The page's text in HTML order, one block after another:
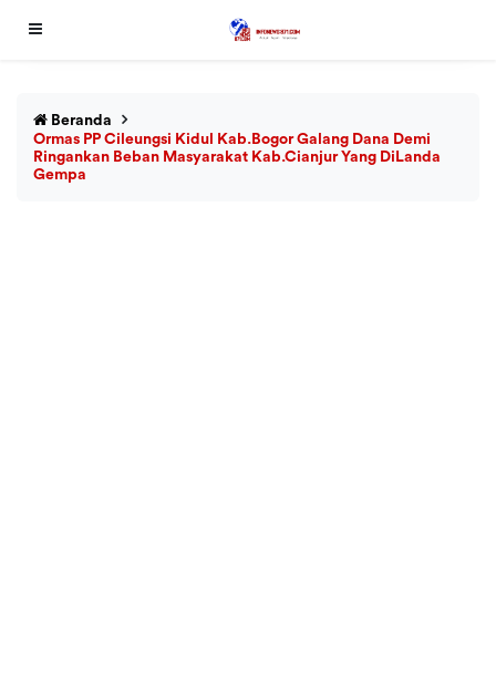
Beranda
Ormas PP Cileungsi Kidul Kab.Bogor Galang Dana Demi
Ringankan Beban Masyarakat Kab.Cianjur Yang DiLanda
Gempa